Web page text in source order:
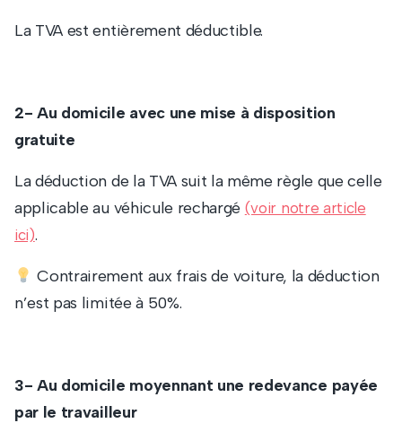
La TVA est entièrement déductible.
2- Au domicile avec une mise à disposition
gratuite
La déduction de la TVA suit la même règle que celle
applicable au véhicule rechargé (voir notre article
ici).
Contrairement aux frais de voiture, la déduction
n’est pas limitée à 50%.
3- Au domicile moyennant une redevance payée
par le travailleur